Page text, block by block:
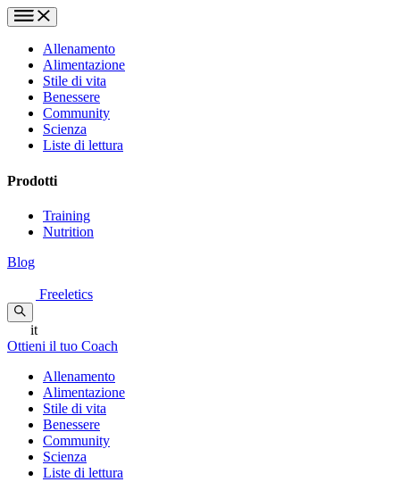
Allenamento
Alimentazione
Stile di vita
Benessere
Community
Scienza
Liste di lettura
Prodotti
Training
Nutrition
Blog
Freeletics
it
Ottieni il tuo Coach
Allenamento
Alimentazione
Stile di vita
Benessere
Community
Scienza
Liste di lettura